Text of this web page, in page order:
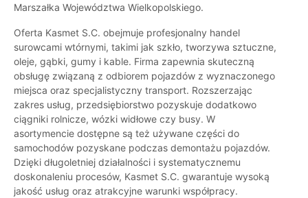
Marszałka Województwa Wielkopolskiego.
Oferta Kasmet S.C. obejmuje profesjonalny handel
surowcami wtórnymi, takimi jak szkło, tworzywa sztuczne,
oleje, gąbki, gumy i kable. Firma zapewnia skuteczną
obsługę związaną z odbiorem pojazdów z wyznaczonego
miejsca oraz specjalistyczny transport. Rozszerzając
zakres usług, przedsiębiorstwo pozyskuje dodatkowo
ciągniki rolnicze, wózki widłowe czy busy. W
asortymencie dostępne są też używane części do
samochodów pozyskane podczas demontażu pojazdów.
Dzięki długoletniej działalności i systematycznemu
doskonaleniu procesów, Kasmet S.C. gwarantuje wysoką
jakość usług oraz atrakcyjne warunki współpracy.